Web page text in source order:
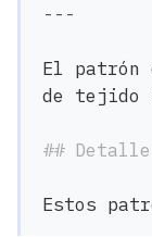
---
El patrón
de tejido
##